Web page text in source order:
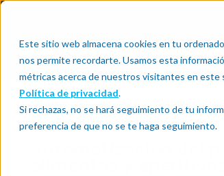
Este sitio web almacena cookies en tu
nos permite recordarte. Usamos esta
métricas acerca de nuestros visitantes en este
Política de privacidad.
Si rechazas, no se hará seguimiento de tu
preferencia de que no se te haga seguimiento.
Por
ESTUDIOS DE CASO
Automatización del
alimentos y